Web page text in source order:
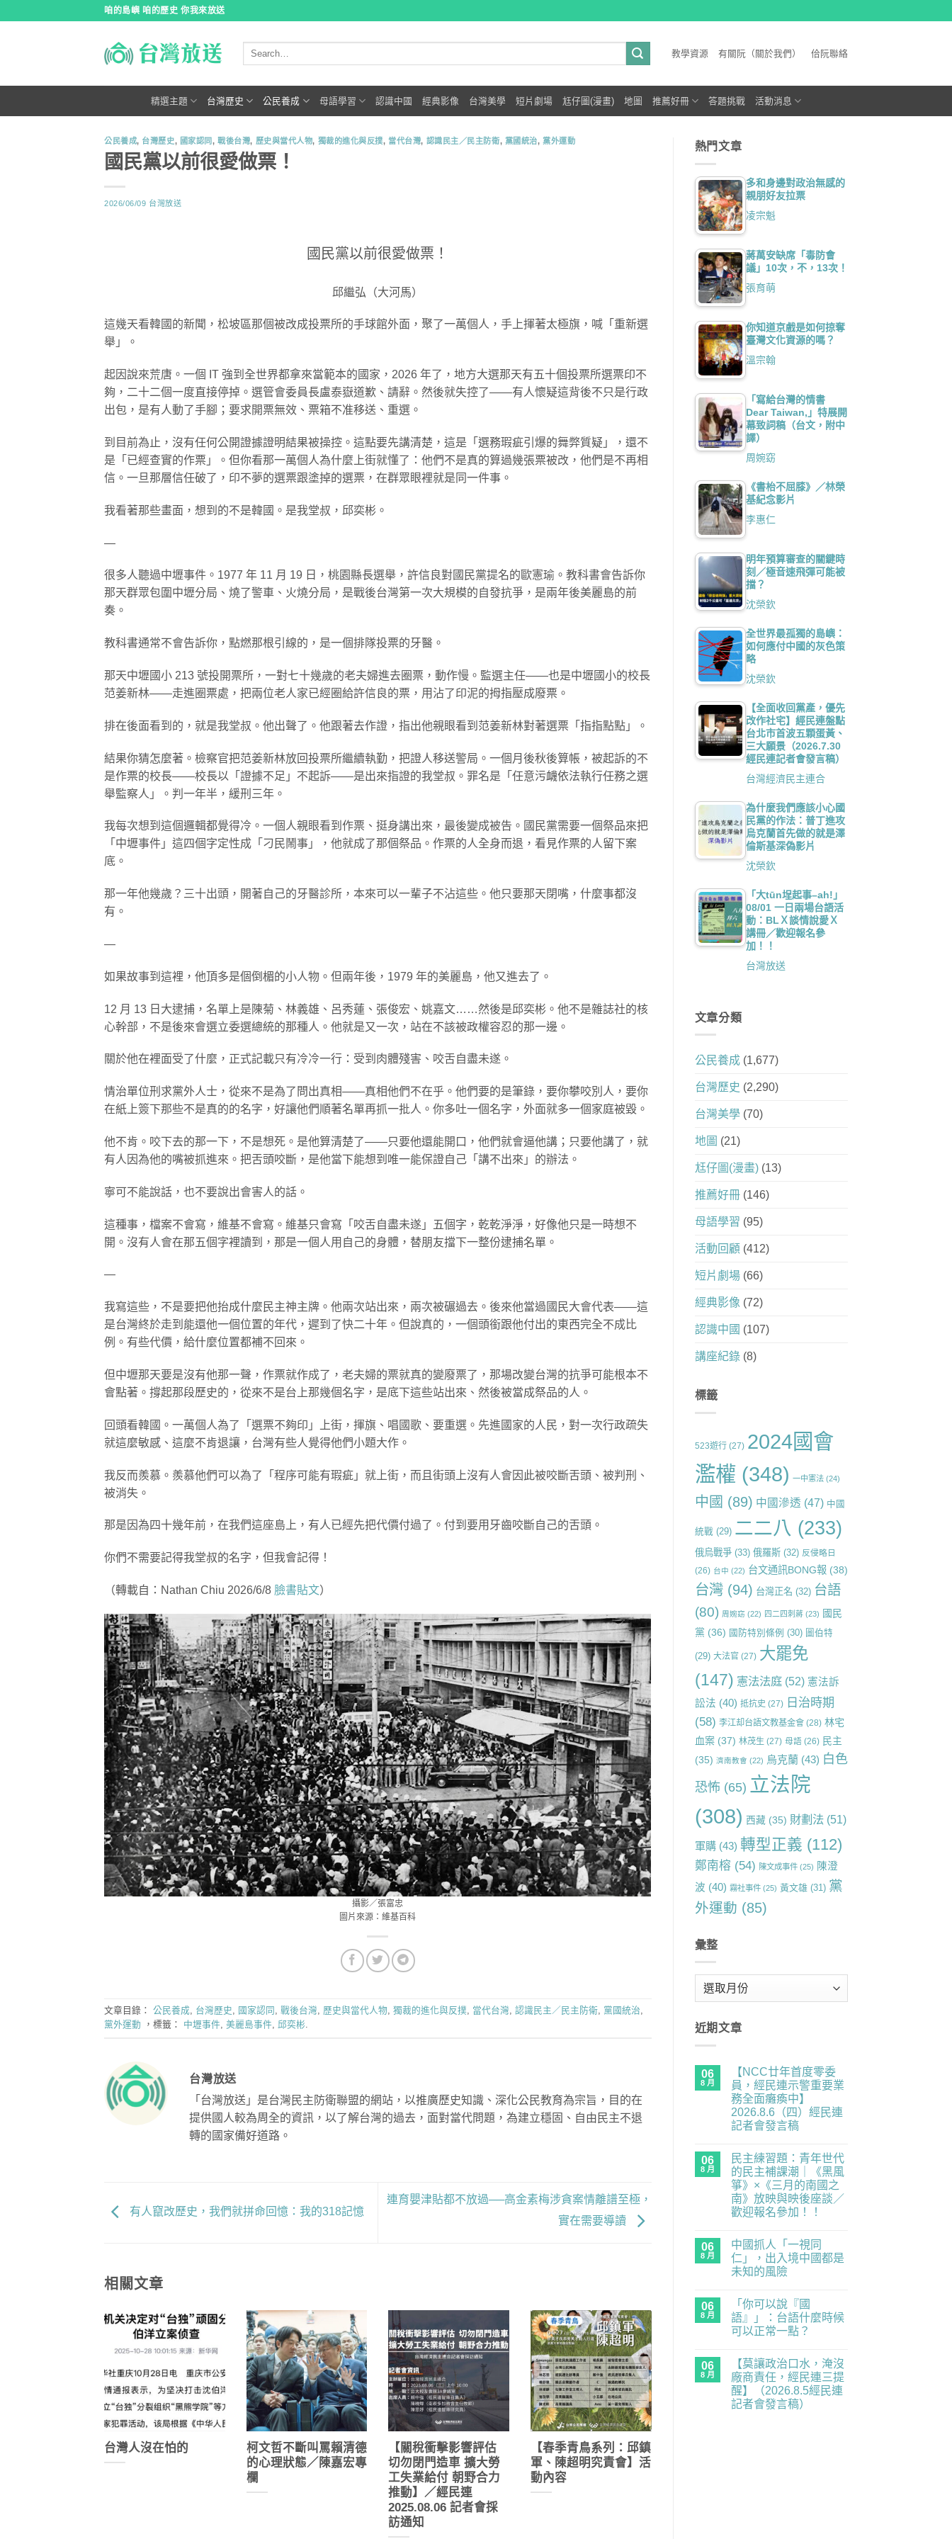
咱的島嶼 咱的歷史 你我來放送
教學資源 有關阮（關於我們） 佮阮聯絡
精選主題 台灣歷史 公民養成 母語學習 認識中國 經典影像 台灣美學 短片劇場 尪仔圖(漫畫) 地圖 推薦好冊 答題挑戰 活動消息
公民養成, 台灣歷史, 國家認同,戰後台灣, 歷史與當代人物, 獨裁的進化與反撲, 當代台灣, 認識民主／民主防衛, 黨國統治,黨外運動
國民黨以前很愛做票！
2026/06/09 台灣放送
國民黨以前很愛做票！
邱繼弘（大河馬）
這幾天看韓國的新聞，松坡區那個被改成投票所的手球館外面，聚了一萬個人，手上揮著太極旗，喊「重新選
舉」。
起因說來荒唐。一個 IT 強到全世界都拿來當範本的國家，2026 年了，地方大選那天有五十個投票所選票印不
夠，二十二個一度直接停掉。選管會委員長盧泰嶽道歉、請辭。然後就失控了——有人懷疑這背後不只是行政
出包，是有人動了手腳；要求開票無效、票箱不准移送、重選。
到目前為止，沒有任何公開證據證明結果被操控。這點要先講清楚，這是「選務瑕疵引爆的舞弊質疑」，還不
是「已經查實的作票」。但你看那一萬個人為什麼上街就懂了：他們不是真的算過幾張票被改，他們是不再相
信。一旦那層信任破了，印不夢的選票跟塗掉的選票，在群眾眼裡就是同一件事。
我看著那些畫面，想到的不是韓國。是我堂叔，邱奕彬。
—
很多人聽過中壢事件。1977 年 11 月 19 日，桃園縣長選舉，許信良對國民黨提名的歐憲瑜。教科書會告訴你
那天群眾包圍中壢分局、燒了警車、火燒分局，是戰後台灣第一次大規模的自發抗爭，是兩年後美麗島的前
奏。
教科書通常不會告訴你，點燃那根引線的，是一個排隊投票的牙醫。
那天中壢國小 213 號投開票所，一對七十幾歲的老夫婦進去圈票，動作慢。監選主任——也是中壢國小的校長
范姜新林——走進圈票處，把兩位老人家已經圈給許信良的票，用沾了印泥的拇指壓成廢票。
排在後面看到的，就是我堂叔。他出聲了。他跟著去作證，指出他親眼看到范姜新林對著選票「指指點點」。
結果你猜怎麼著。檢察官把范姜新林放回投票所繼續執勤，把證人移送警局。一個月後秋後算帳，被起訴的不
是作票的校長——校長以「證據不足」不起訴——是出來指證的我堂叔。罪名是「任意污衊依法執行任務之選
舉監察人」。判一年半，緩刑三年。
我每次想到這個邏輯都覺得冷。一個人親眼看到作票、挺身講出來，最後變成被告。國民黨需要一個祭品來把
「中壢事件」這四個字定性成「刁民鬧事」，他就成了那個祭品。作票的人全身而退，看見作票的人留下案
底。
那一年他幾歲？三十出頭，開著自己的牙醫診所，本來可以一輩子不沾這些。他只要那天閉嘴，什麼事都沒
有。
—
如果故事到這裡，他頂多是個倒楣的小人物。但兩年後，1979 年的美麗島，他又進去了。
12 月 13 日大逮捕，名單上是陳菊、林義雄、呂秀蓮、張俊宏、姚嘉文……然後是邱奕彬。他不是雜誌社的核
心幹部，不是後來會選立委選總統的那種人。他就是又一次，站在不該被政權容忍的那一邊。
關於他在裡面受了什麼，正式記載只有冷冷一行：受到肉體殘害、咬舌自盡未遂。
情治單位刑求黨外人士，從來不是為了問出真相——真相他們不在乎。他們要的是筆錄，要你攀咬別人，要你
在紙上簽下那些不是真的的名字，好讓他們順著名單再抓一批人。你多吐一個名字，外面就多一個家庭被毀。
他不肯。咬下去的那一下，不是想死。是他算清楚了——只要他還能開口，他們就會逼他講；只要他講了，就
有人因為他的嘴被抓進來。把舌頭咬斷，是他當下能想到唯一能保證自己「講不出來」的辦法。
寧可不能說話，也不要說出會害人的話。
這種事，檔案不會寫，維基不會寫。維基只會寫「咬舌自盡未遂」五個字，乾乾淨淨，好像他只是一時想不
開。沒有人會在那五個字裡讀到，那是一個人用自己的身體，替朋友擋下一整份逮捕名單。
—
我寫這些，不是要把他抬成什麼民主神主牌。他兩次站出來，兩次被碾過去。後來他當過國民大會代表——這
是台灣終於走到能還他一個位置的年代，遲到了快二十年。但說真的，一個頭銜跟他付出的東西完全不成比
例。有些代價，給什麼位置都補不回來。
但中壢那天要是沒有他那一聲，作票就作成了，老夫婦的票就真的變廢票了，那場改變台灣的抗爭可能根本不
會點著。撐起那段歷史的，從來不是台上那幾個名字，是底下這些站出來、然後被當成祭品的人。
回頭看韓國。一萬個人為了「選票不夠印」上街，揮旗、唱國歌、要重選。先進國家的人民，對一次行政疏失
就這麼敏感、這麼不肯退讓，台灣有些人覺得他們小題大作。
我反而羨慕。羨慕他們可以為了「程序可能有瑕疵」就上街，而且街頭上沒有人會因此被咬斷舌頭、被判刑、
被消失。
那是因為四十幾年前，在我們這座島上，有人已經先把代價付過了。付到要用牙齒咬斷自己的舌頭。
你們不需要記得我堂叔的名字，但我會記得！
（轉載自：Nathan Chiu 2026/6/8 臉書貼文）
攝影／張富忠
圖片來源：維基百科
文章目錄： 公民養成, 台灣歷史, 國家認同 , 戰後台灣, 歷史與當代人物, 獨裁的進化與反撲, 當代台灣, 認識民主／民主防衛, 黨國統治,
黨外運動 ，標籤： 中壢事件, 美麗島事件, 邱奕彬.
台灣放送
「台灣放送」是台灣民主防衛聯盟的網站，以推廣歷史知識、深化公民教育為宗旨，目的在
提供國人較為周全的資訊，以了解台灣的過去，面對當代問題，為建立穩固、自由民主不退
轉的國家備好道路。
有人竄改歷史，我們就拼命回憶：我的318記憶
連育嬰津貼都不放過──高金素梅涉貪案情離譜至極，
實在需要導讀
相關文章
台灣人沒在怕的
柯文哲不斷叫罵賴清德
的心理狀態／陳嘉宏專
欄
【關稅衝擊影響評估
切勿閉門造車 擴大勞
工失業給付 朝野合力
推動】／經民連
2025.08.06 記者會採
訪通知
【春季青鳥系列：邱鎮
軍、陳超明究責會】活
動內容
熱門文章
多和身邊對政治無感的
親朋好友拉票
凌宗魁
蔣萬安缺席「毒防會
議」10次，不，13次！
張育萌
你知道京戲是如何掠奪
臺灣文化資源的嗎？
溫宗翰
「寫給台灣的情書
Dear Taiwan,」特展開
幕致詞稿（台文，附中
譯）
周婉窈
《書枱不屈膝》／林榮
基紀念影片
李惠仁
明年預算審查的關鍵時
刻／極音速飛彈可能被
擋？
沈榮欽
全世界最孤獨的島嶼：
如何應付中國的灰色策
略
沈榮欽
【全面收回黨產，優先
改作社宅】經民連盤點
台北市首波五顆蛋黃、
三大願景（2026.7.30
經民連記者會發言稿）
台灣經濟民主連合
為什麼我們應該小心國
民黨的作法：普丁進攻
烏克蘭首先做的就是澤
倫斯基深偽影片
沈榮欽
「大tūn埕起事–ah!」
08/01 一日兩場台語活
動：BLＸ談情說愛Ｘ
講冊／歡迎報名參
加！！
台灣放送
文章分類
公民養成(1,677)
台灣歷史 (2,290)
台灣美學(70)
地圖 (21)
尪仔圖(漫畫)(13)
推薦好冊(146)
母語學習 (95)
活動回顧 (412)
短片劇場(66)
經典影像 (72)
認識中國 (107)
講座紀錄(8)
標籤
523遊行(27) 2024國會
濫權 (348) 一中憲法(24)
中國 (89) 中國滲透 (47) 中國
統戰 (29) 二二八 (233)
俄烏戰爭(33) 俄羅斯(32) 反侵略日
(26) 台中 (22) 台文通訊BONG報(38)
台灣(94) 台灣正名 (32) 台語
(80) 周婉窈 (22) 四二四刺蔣(23) 國民
黨 (36) 國防特別條例 (30) 圖伯特
(29) 大法官(27) 大罷免
(147) 憲法法庭(52) 憲法訴
訟法 (40) 抵抗史 (27) 日治時期
(58) 李江却台語文教基金會(28) 林宅
血案(37) 林茂生 (27) 母語(26) 民主
(35) 濟南教會 (22) 烏克蘭(43) 白色
恐怖 (65) 立法院
(308) 西藏(35) 財劃法(51)
軍購(43) 轉型正義 (112)
鄭南榕 (54) 陳文成事件(25) 陳澄
波 (40) 霧社事件(25) 黃文雄(31) 黨
外運動 (85)
彙整
近期文章
06
8 月
【NCC廿年首度零委
員，經民連示警重要業
務全面癱瘓中】
2026.8.6（四）經民連
記者會發言稿
廿
年
首
度
零
委
員，
連
示
警
重
要
面
癱
瘓
民
連
記
者
會
留
言
06
8 月
民主練習題：青年世代
的民主補課潮｜《黑風
箏》×《三月的南國之
南》放映與映後座談／
歡迎報名參加！！
主
練
習
題：
的
民
主
｜
《黑
風
箏》
×《三
留
言
06
8 月
中國抓人「一視同
仁」，出入境中國都是
未知的風險
抓
人
「一
仁」，
入
境
中
國
言
06
8 月
「你可以說『國
語』」：台語什麼時候
可以正常一點？
以
說
『國
語』」：
台
言
06
8 月
【莫讓政治口水，淹沒
廠商責任，經民連三提
醒】（2026.8.5經民連
記者會發言稿）